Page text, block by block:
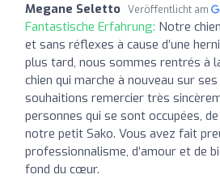
Megane Seletto Veröffentlicht am
Fantastische Erfahrung: Notre
et sans réflexes à cause d’une
plus tard, nous sommes rentrés à
chien qui marche à nouveau sur
souhaitions remercier très
personnes qui se sont occupées,
notre petit Sako. Vous avez fait
professionnalisme, d’amour et de
fond du cœur.